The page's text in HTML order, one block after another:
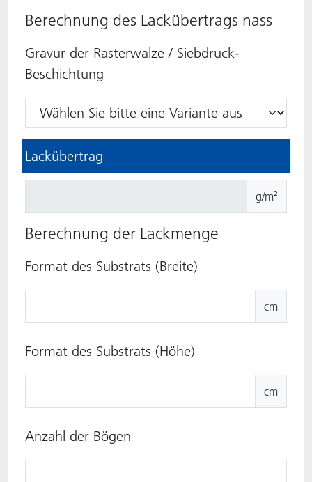
Berechnung des Lackübertrags nass
Gravur der Rasterwalze / Siebdruck-
Beschichtung
Lackübertrag
g/m²
Berechnung der Lackmenge
Format des Substrats (Breite)
cm
Format des Substrats (Höhe)
cm
Anzahl der Bögen